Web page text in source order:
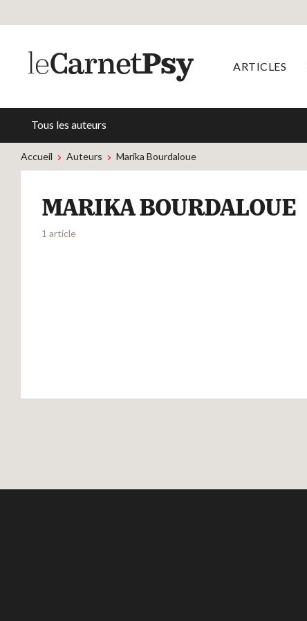
ARTICLES
Tous les auteurs
Accueil Auteurs Marika Bourdaloue
MARIKA BOURDALOUE
1 article